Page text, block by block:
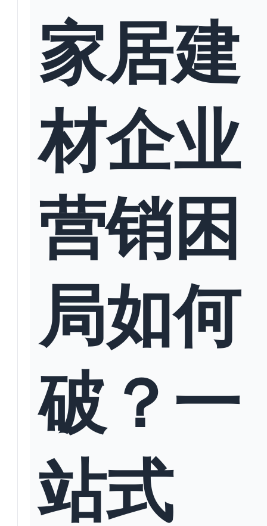
家居建
材企业
营销困
局如何
破？一
站式